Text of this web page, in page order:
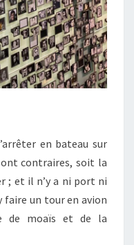
en bateau sur
contraires, soit la
; et il n’y a ni port ni
faire un tour en avion
de moaïs et de la